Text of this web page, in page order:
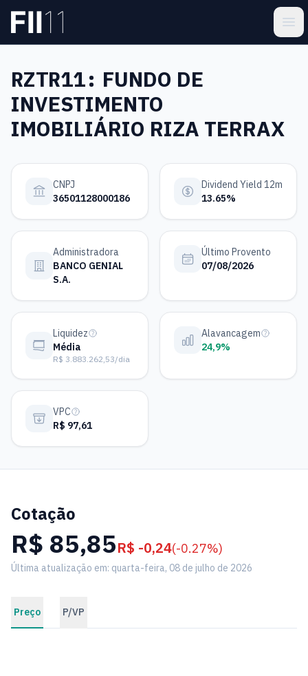
Pular para o conteúdo principal
RZTR11: FUNDO DE
INVESTIMENTO
IMOBILIÁRIO RIZA TERRAX
CNPJ
36501128000186
Dividend Yield 12m
13.65%
Administradora
BANCO GENIAL
S.A.
Último Provento
07/08/2026
Liquidez
Média
R$ 3.883.262,53/dia
Alavancagem
24,9%
VPC
R$ 97,61
Cotação
R$ 85,85R$ -0,24(-0.27%)
Última atualização em: quarta-feira, 08 de julho de 2026
Preço P/VP